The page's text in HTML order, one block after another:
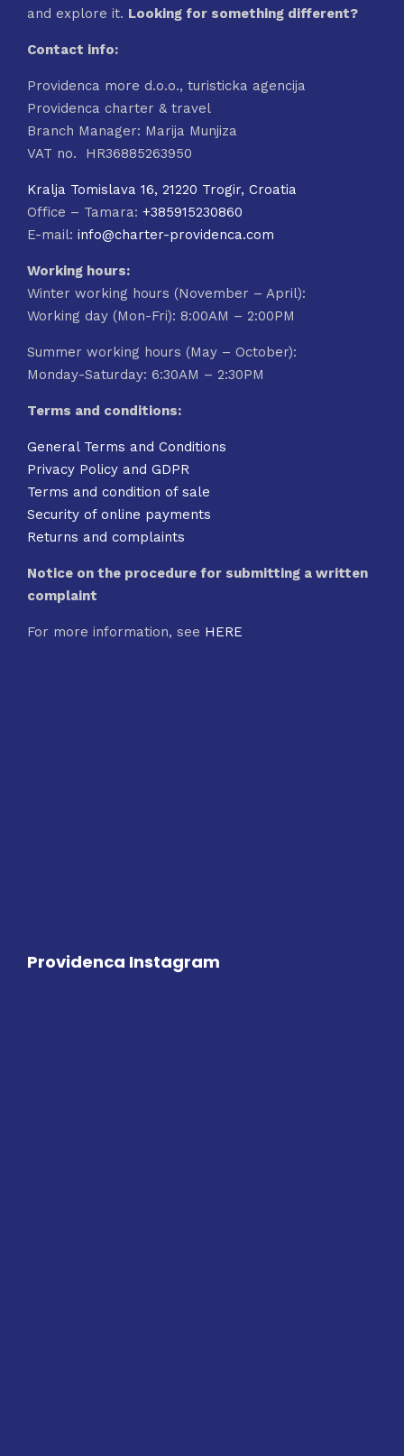
and explore it. Looking for something different?
Contact info:
Providenca more d.o.o., turisticka agencija
Providenca charter & travel
Branch Manager: Marija Munjiza
VAT no. HR36885263950
Kralja Tomislava 16, 21220 Trogir, Croatia
Office – Tamara: +385915230860
E-mail: info@charter-providenca.com
Working hours:
Winter working hours (November – April):
Working day (Mon-Fri): 8:00AM – 2:00PM
Summer working hours (May – October):
Monday-Saturday: 6:30AM – 2:30PM
Terms and conditions:
General Terms and Conditions
Privacy Policy and GDPR
Terms and condition of sale
Security of online payments
Returns and complaints
Notice on the procedure for submitting a written
complaint
For more information, see HERE
Providenca Instagram